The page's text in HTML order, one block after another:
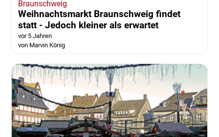
Braunschweig
Weihnachtsmarkt Braunschweig findet
statt - Jedoch kleiner als erwartet
vor 5 Jahren
von Marvin König